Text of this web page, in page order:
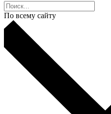
По всему сайту